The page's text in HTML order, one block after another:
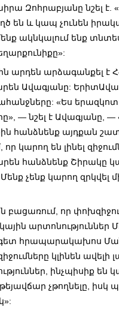
Զոհրաբյանը նշել
են և կապ չունեն
ակնկալում ենք
արդեն արձագանքել է
Ավագյանը:
«Ես
— նշել է Ավագյանը, —
հանձնենք այդքան շատ
որ կարող են լինել
հանձնենք Շիրակը
չենք կարող զրկվել
բացառում, որ
արտոնություններ
հրապարակախոս
կլինեն
ինչպիսիք
չթողնելը,